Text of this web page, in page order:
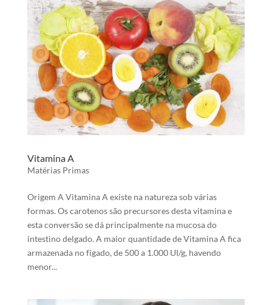
Vitamina A
Matérias Primas
Origem A Vitamina A existe na natureza sob várias
formas. Os carotenos são precursores desta vitamina e
esta conversão se dá principalmente na mucosa do
intestino delgado. A maior quantidade de Vitamina A fica
armazenada no fígado, de 500 a 1.000 UI/g, havendo
menor...